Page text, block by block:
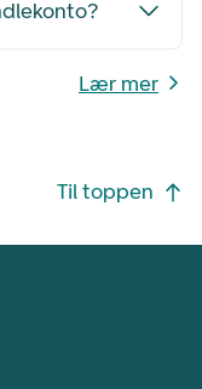
Lær mer
Til toppen